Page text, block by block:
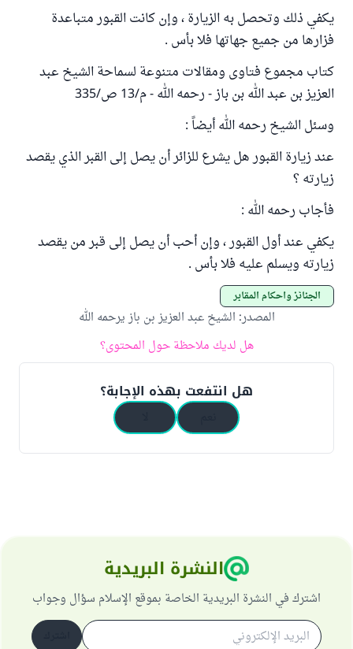
يكفي ذلك وتحصل به الزيارة ، وإن كانت القبور متباعدة
فزارها من جميع جهاتها فلا بأس .
كتاب مجموع فتاوى ومقالات متنوعة لسماحة الشيخ عبد
العزيز بن عبد الله بن باز - رحمه الله - م/13 ص/335
وسئل الشيخ رحمه الله أيضاً :
عند زيارة القبور هل يشرع للزائر أن يصل إلى القبر الذي يقصد
زيارته ؟
فأجاب رحمه الله :
يكفي عند أول القبور ، وإن أحب أن يصل إلى قبر من يقصد
زيارته ويسلم عليه فلا بأس .
الجنائز وأحكام المقابر
المصدر: الشيخ عبد العزيز بن باز يرحمه الله
هل لديك ملاحظة حول المحتوى؟
هل انتفعت بهذه الإجابة؟
النشرة البريدية
اشترك في النشرة البريدية الخاصة بموقع الإسلام سؤال وجواب